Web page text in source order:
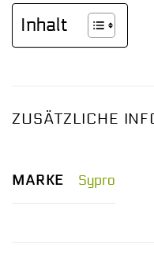
Inhalt
ZUSÄTZLICHE
MARKE Sypro